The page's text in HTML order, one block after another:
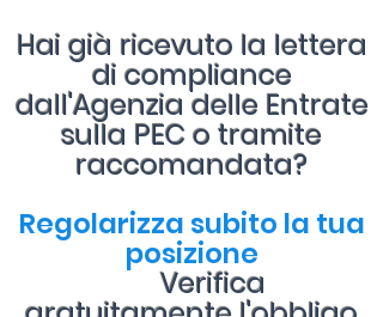
Hai già ricevuto la lettera
di compliance
dall'Agenzia delle Entrate
sulla PEC o tramite
raccomandata?
Regolarizza subito la tua
posizione
Verifica